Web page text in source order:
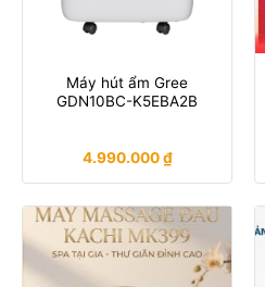
Máy hút ẩm Gree
GDN10BC-K5EBA2B
4.990.000₫